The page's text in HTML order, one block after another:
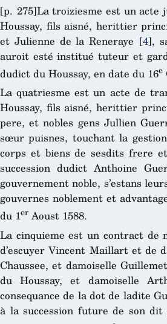
[p. 275]La troiziesme est un acte
Houssay, fils aisné, herittier
et Julienne de la Reneraye [4],
auroit esté institué tuteur et
dudict du Houssay, en date du 16e
La quatriesme est un acte de
Houssay, fils aisné, herittier
pere, et nobles gens Jullien
sœur puisnes, touchant la
corps et biens de sesdits frere
succession dudict Anthoine
gouvernement noble, s’estans
gouvernes noblement et
du 1erAoust 1588.
La cinquieme est un contract de
d’escuyer Vincent Maillart et de
Chaussee, et damoiselle
du Houssay, et damoiselle
consequance de la dot de ladite
à la succession future de son